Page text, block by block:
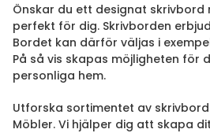
Önskar du ett designat skrivbord
perfekt för dig. Skrivborden
Bordet kan därför väljas i
På så vis skapas möjligheten
personliga hem.
Utforska sortimentet av
Möbler. Vi hjälper dig att skapa